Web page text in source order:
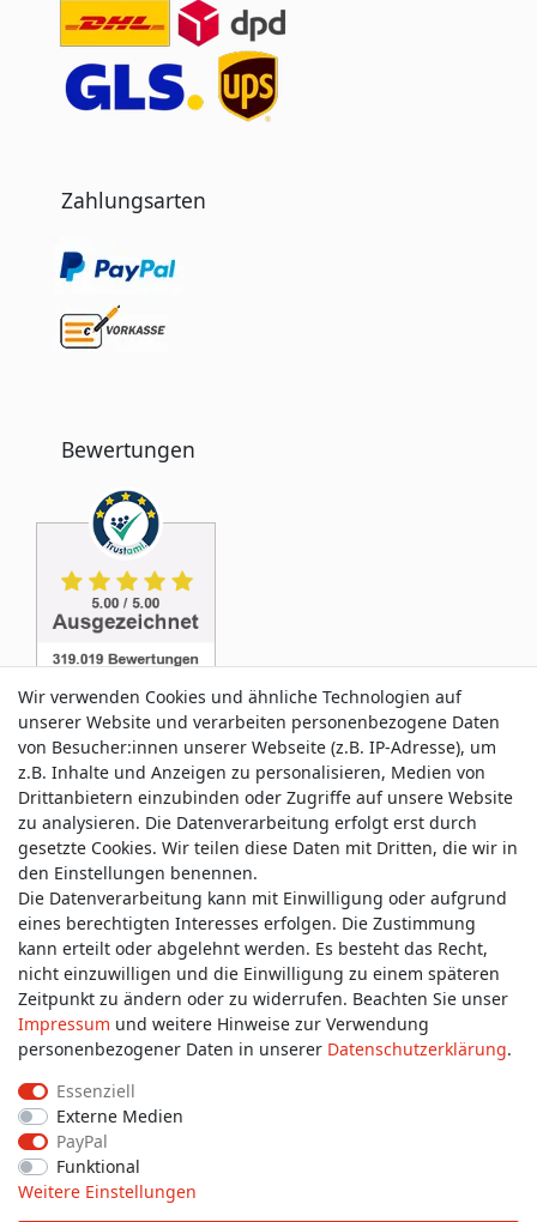
Zahlungsarten
Bewertungen
Service & Kontakt
Wünschen Sie einen Rückruf?
service@allmyclothes.de
Schreiben Sie uns:
service@allmyclothes.de
Impressum
Widerrufs­recht
Wir verwenden Cookies und ähnliche Technologien auf
unserer Website und verarbeiten personenbezogene Daten
von Besucher:innen unserer Webseite (z.B. IP-Adresse), um
z.B. Inhalte und Anzeigen zu personalisieren, Medien von
Drittanbietern einzubinden oder Zugriffe auf unsere Website
zu analysieren. Die Datenverarbeitung erfolgt erst durch
gesetzte Cookies. Wir teilen diese Daten mit Dritten, die wir in
den Einstellungen benennen.
Die Datenverarbeitung kann mit Einwilligung oder aufgrund
eines berechtigten Interesses erfolgen. Die Zustimmung
kann erteilt oder abgelehnt werden. Es besteht das Recht,
nicht einzuwilligen und die Einwilligung zu einem späteren
Zeitpunkt zu ändern oder zu widerrufen. Beachten Sie unser
Impressum und weitere Hinweise zur Verwendung
personenbezogener Daten in unserer Daten­schutz­erklärung.
Essenziell
Externe Medien
PayPal
Funktional
Weitere Einstellungen